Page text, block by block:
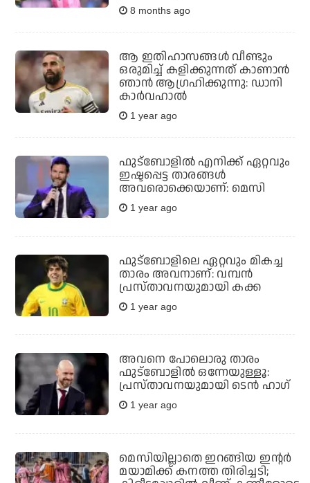
8 months ago
ആ ഇതിഹാസങ്ങൾ വീണ്ടും
ഒരുമിച്ച് കളിക്കുന്നത് കാണാൻ
ഞാൻ ആഗ്രഹിക്കുന്നു: ഡാനി
കാർവഹാൽ
1 year ago
ഫുട്ബോളിൽ എനിക്ക് ഏറ്റവും
ഇഷ്ടപ്പെട്ട താരങ്ങൾ
അവരൊക്കെയാണ്: മെസി
1 year ago
ഫുട്ബോളിലെ ഏറ്റവും മികച്ച
താരം അവനാണ്: വമ്പൻ
പ്രസ്താവനയുമായി കക്ക
1 year ago
അവനെ പോലൊരു താരം
ഫുട്ബോളിൽ ഒന്നേയുള്ളൂ:
പ്രസ്താവനയുമായി ടെൻ ഹാഗ്
1 year ago
മെസിയില്ലാതെ ഇറങ്ങിയ ഇന്റര്‍
മയാമിക്ക് കനത്ത തിരിച്ചടി;